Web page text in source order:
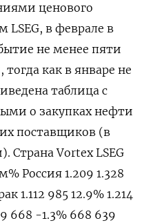
ценового
LSEG, в феврале в
не менее пяти
как в январе не
таблица с
о закупках нефти
поставщиков (в
Страна Vortex LSEG
Россия 1.209 1.328
1.112 985 12.9% 1.214
668 -1.3% 668 639